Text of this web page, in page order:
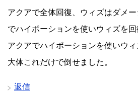
アクアで全体回復、ウィズはダメ
でハイポーションを使いウィズを
アクアでハイポーションを使いウィ
大体これだけで倒せました。
返信